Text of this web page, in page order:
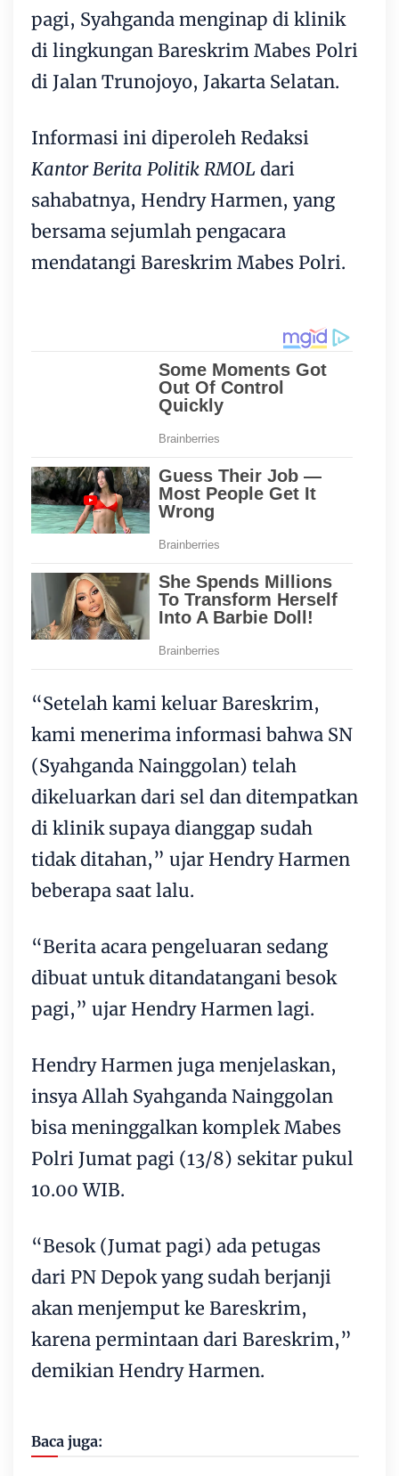
pagi, Syahganda menginap di klinik
di lingkungan Bareskrim Mabes Polri
di Jalan Trunojoyo, Jakarta Selatan.
Informasi ini diperoleh Redaksi
Kantor Berita Politik RMOL dari
sahabatnya, Hendry Harmen, yang
bersama sejumlah pengacara
mendatangi Bareskrim Mabes Polri.
“Setelah kami keluar Bareskrim,
kami menerima informasi bahwa SN
(Syahganda Nainggolan) telah
dikeluarkan dari sel dan ditempatkan
di klinik supaya dianggap sudah
tidak ditahan,” ujar Hendry Harmen
beberapa saat lalu.
“Berita acara pengeluaran sedang
dibuat untuk ditandatangani besok
pagi,” ujar Hendry Harmen lagi.
Hendry Harmen juga menjelaskan,
insya Allah Syahganda Nainggolan
bisa meninggalkan komplek Mabes
Polri Jumat pagi (13/8) sekitar pukul
10.00 WIB.
“Besok (Jumat pagi) ada petugas
dari PN Depok yang sudah berjanji
akan menjemput ke Bareskrim,
karena permintaan dari Bareskrim,”
demikian Hendry Harmen.
Baca juga: